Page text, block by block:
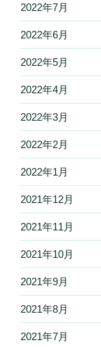
2022年7月
2022年6月
2022年5月
2022年4月
2022年3月
2022年2月
2022年1月
2021年12月
2021年11月
2021年10月
2021年9月
2021年8月
2021年7月